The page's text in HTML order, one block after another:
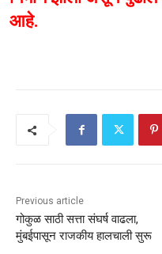
आहे.
Previous article
गोकुळ साठी सत्ता संघर्ष वाढला,
मुंबईपासून राजकीय हालचाली सुरू